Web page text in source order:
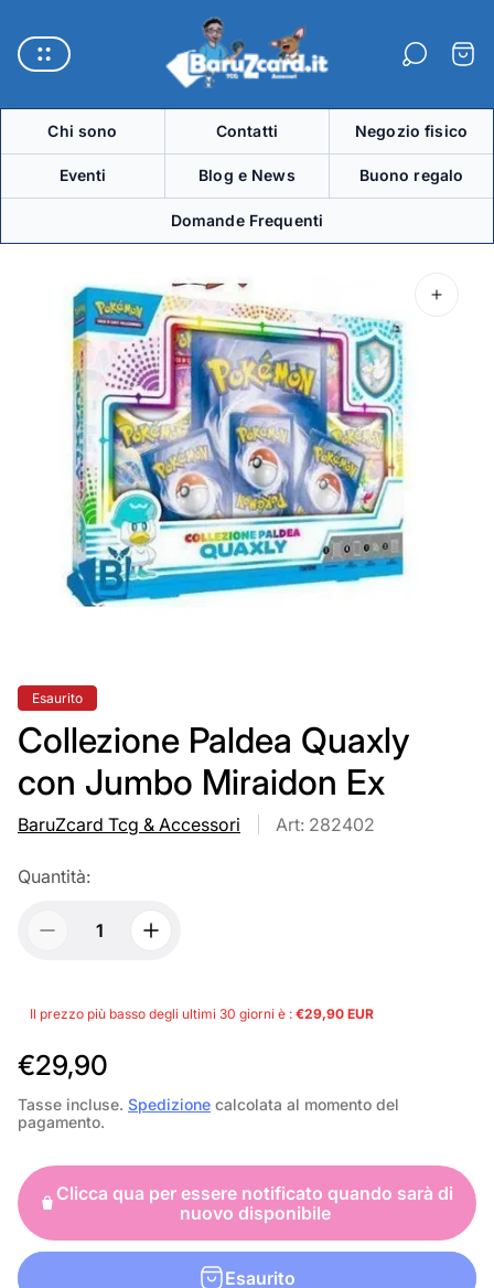
del
negozio"
Chi sono Contatti Negozio fisico
Eventi Blog e News Buono regalo
Domande Frequenti
Etichetta
del
prodotto:
Esaurito
Collezione Paldea Quaxly
con Jumbo Miraidon Ex
BaruZcard Tcg & Accessori Art: 282402
Quantità:
Il prezzo più basso degli ultimi 30 giorni è : €29,90 EUR
P
r
e
z
z
o
n
€29,90
Tasse incluse. Spedizione calcolata al momento del
pagamento.
Clicca qua per essere notificato quando sarà di
nuovo disponibile
Esaurito